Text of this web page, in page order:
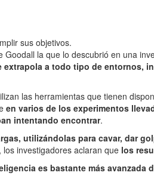
sus objetivos.
la que lo descubrió en una
extrapola a todo tipo de entornos,
las herramientas que tienen
en varios de los experimentos
intentando encontrar.
utilizándolas para cavar, dar
los investigadores aclaran que los
es bastante más avanzada